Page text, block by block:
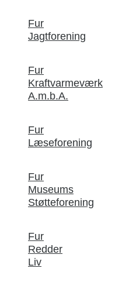
Fur
Jagtforening
Fur
Kraftvarmeværk
A.m.b.A.
Fur
Læseforening
Fur
Museums
Støtteforening
Fur
Redder
Liv